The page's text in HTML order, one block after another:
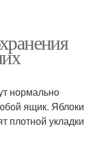
нормально
ящик. Яблоки
плотной укладки